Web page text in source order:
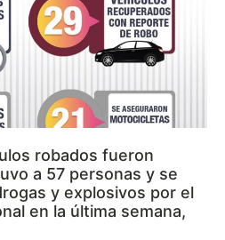
robados fueron
a 57 personas y se
y explosivos por el
en la última semana,